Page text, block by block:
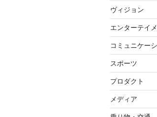
ヴィジョン
エンターテイ
コミュニケー
スポーツ
プロダクト
メディア